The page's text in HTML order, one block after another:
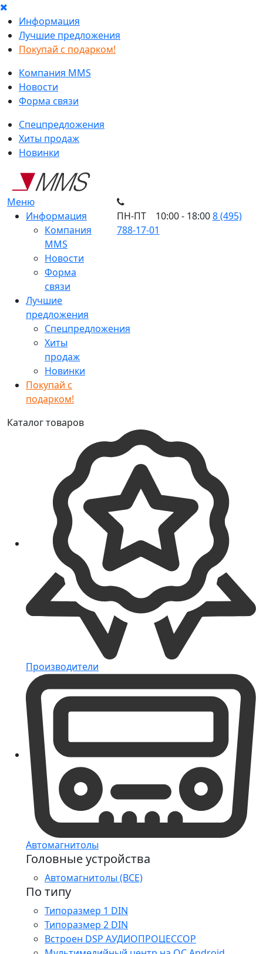
Информация
Лучшие предложения
Покупай с подарком!
Компания MMS
Новости
Форма связи
Спецпредложения
Хиты продаж
Новинки
Меню
Информация
Компания
MMS
Новости
Форма
связи
Лучшие
предложения
Спецпредложения
Хиты
продаж
Новинки
Покупай с
подарком!
ПН-ПТ 10:00 - 18:008 (495)
788-17-01
Каталог товаров
Производители
Автомагнитолы
Головные устройства
Автомагнитолы (ВСЕ)
По типу
Типоразмер 1 DIN
Типоразмер 2 DIN
Встроен DSP АУДИОПРОЦЕССОР